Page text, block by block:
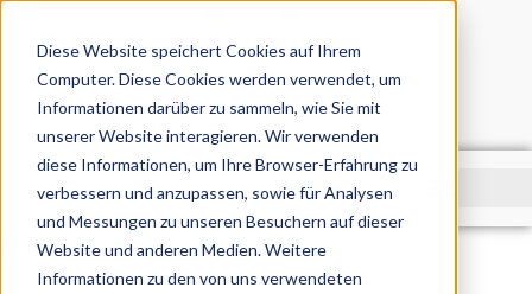
Diese Website speichert Cookies auf Ihrem
Computer. Diese Cookies werden verwendet, um
Informationen darüber zu sammeln, wie Sie mit
unserer Website interagieren. Wir verwenden
diese Informationen, um Ihre Browser-Erfahrung zu
verbessern und anzupassen, sowie für Analysen
und Messungen zu unseren Besuchern auf dieser
Website und anderen Medien. Weitere
Informationen zu den von uns verwendeten
Startseite» Blog » Offpage SEO: Was es ist, warum es wirkt und wie du es richtig angehst